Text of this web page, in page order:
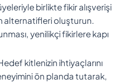
birlikte fikir alışverişi
alternatifleri oluşturun.
yenilikçi fikirlere kapı
kitlenizin ihtiyaçlarını
ön planda tutarak,